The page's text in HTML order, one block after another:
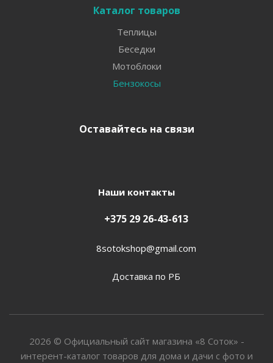
Каталог товаров
Теплицы
Беседки
Мотоблоки
Бензокосы
Оставайтесь на связи
Наши контакты
+375 29 26-43-613
8sotokshop@gmail.com
Доставка по РБ
2026 © Официальный сайт магазина «8 Соток» -
интерент-каталог товаров для дома и дачи с фото и